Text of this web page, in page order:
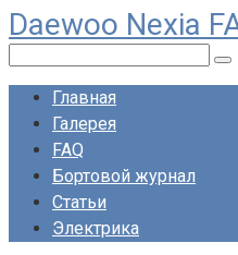
Перейти
к
контенту
Daewoo Nexia
Главная
Галерея
FAQ
Бортовой журнал
Статьи
Электрика